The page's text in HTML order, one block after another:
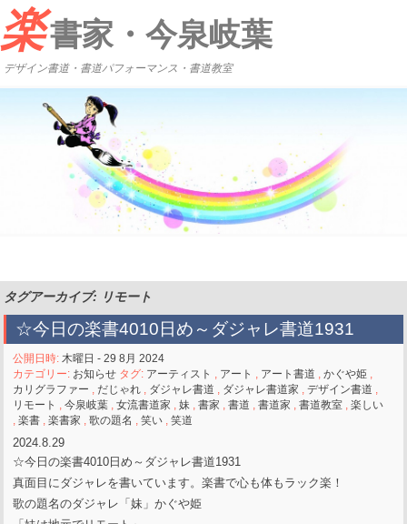
楽書家・今泉岐葉
デザイン書道・書道パフォーマンス・書道教室
タグアーカイブ: リモート
☆今日の楽書4010日め～ダジャレ書道1931
公開日時: 木曜日 - 29 8月 2024
カテゴリー: お知らせ タグ: アーティスト アート アート書道 ,かぐや姫
カリグラファー
だじゃれ ダジャレ書道 ダジャレ書道家 ,デザイン書道
リモート
,今泉岐葉 ,女流書道家 ,妹 ,書家 ,書道 ,書道家 ,書道教室 ,楽しい
,楽書 ,楽書家 ,歌の題名 ,笑い ,笑道
2024.8.29
☆今日の楽書4010日め～ダジャレ書道1931
真面目にダジャレを書いています。楽書で心も体もラック楽！
歌の題名のダジャレ「妹」かぐや姫